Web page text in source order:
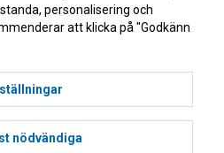
på Tiktok
KR Distribution AB.
personalisering och
att klicka på "Godkänn
nödvändiga